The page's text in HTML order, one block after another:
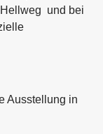
und bei
Ausstellung in